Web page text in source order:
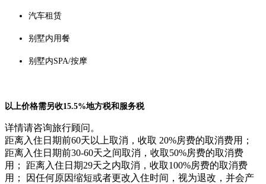
汽车租赁
别墅内用餐
别墅内SPA/按摩
以上价格需另收15.5%地方税和服务税
详情请咨询旅行顾问。
距离入住日期前60天以上取消，收取 20%房费的取消费用；
距离入住日期前30-60天之间取消，收取50%房费的取消费
用； 距离入住日期29天之内取消，收取100%房费的取消费
用； 因任何原因缩短或者更改入住时间，视为退改，并会产